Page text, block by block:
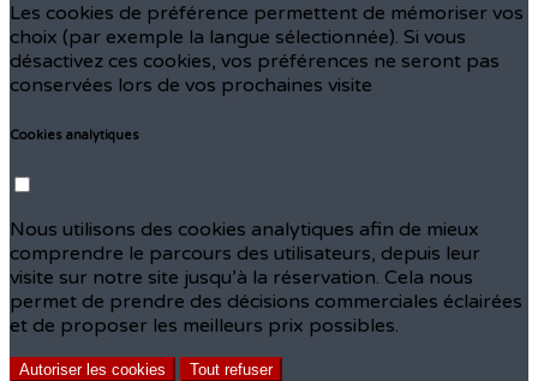
Les cookies de préférence permettent de mémoriser vos
choix (par exemple la langue sélectionnée). Si vous
désactivez ces cookies, vos préférences ne seront pas
conservées lors de vos prochaines visite
Cookies analytiques
Nous utilisons des cookies analytiques afin de mieux
comprendre le parcours des utilisateurs, depuis leur
visite sur notre site jusqu’à la réservation. Cela nous
permet de prendre des décisions commerciales éclairées
et de proposer les meilleurs prix possibles.
Autoriser les cookies Tout refuser